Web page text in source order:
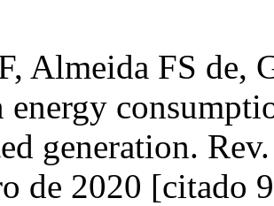
Almeida FS de,
energy
generation.
de 2020 [citado